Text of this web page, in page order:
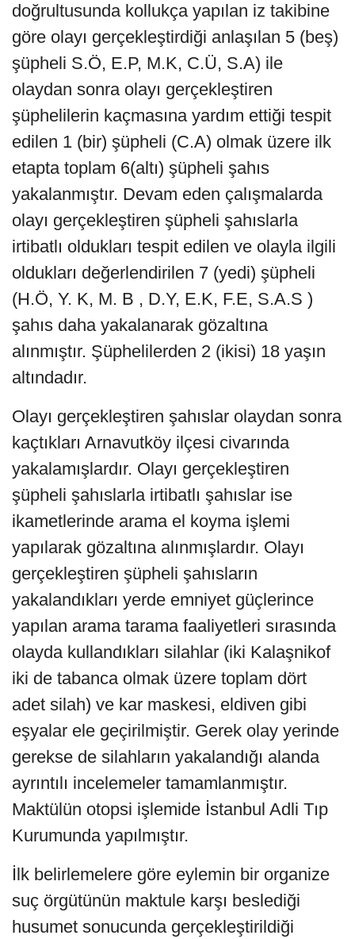
doğrultusunda kollukça yapılan iz takibine
göre olayı gerçekleştirdiği anlaşılan 5 (beş)
şüpheli S.Ö, E.P, M.K, C.Ü, S.A) ile
olaydan sonra olayı gerçekleştiren
şüphelilerin kaçmasına yardım ettiği tespit
edilen 1 (bir) şüpheli (C.A) olmak üzere ilk
etapta toplam 6(altı) şüpheli şahıs
yakalanmıştır. Devam eden çalışmalarda
olayı gerçekleştiren şüpheli şahıslarla
irtibatlı oldukları tespit edilen ve olayla ilgili
oldukları değerlendirilen 7 (yedi) şüpheli
(H.Ö, Y. K, M. B , D.Y, E.K, F.E, S.A.S )
şahıs daha yakalanarak gözaltına
alınmıştır. Şüphelilerden 2 (ikisi) 18 yaşın
altındadır.
Olayı gerçekleştiren şahıslar olaydan sonra
kaçtıkları Arnavutköy ilçesi civarında
yakalamışlardır. Olayı gerçekleştiren
şüpheli şahıslarla irtibatlı şahıslar ise
ikametlerinde arama el koyma işlemi
yapılarak gözaltına alınmışlardır. Olayı
gerçekleştiren şüpheli şahısların
yakalandıkları yerde emniyet güçlerince
yapılan arama tarama faaliyetleri sırasında
olayda kullandıkları silahlar (iki Kalaşnikof
iki de tabanca olmak üzere toplam dört
adet silah) ve kar maskesi, eldiven gibi
eşyalar ele geçirilmiştir. Gerek olay yerinde
gerekse de silahların yakalandığı alanda
ayrıntılı incelemeler tamamlanmıştır.
Maktülün otopsi işlemide İstanbul Adli Tıp
Kurumunda yapılmıştır.
İlk belirlemelere göre eylemin bir organize
suç örgütünün maktule karşı beslediği
husumet sonucunda gerçekleştirildiği